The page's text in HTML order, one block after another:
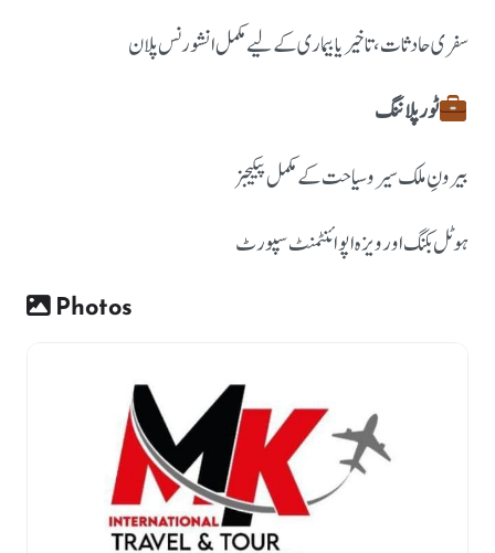
سفری حادثات، تاخیر یا بیماری کے لیے مکمل انشورنس پلان
ٹور پلاننگ
بیرونِ ملک سیر و سیاحت کے مکمل پیکیجز
ہوٹل بکنگ اور ویزہ اپوائنٹمنٹ سپورٹ
Photos